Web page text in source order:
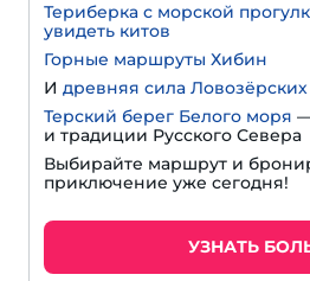
Териберка с морской
увидеть китов
Горные маршруты Хибин
И древняя сила Ловозёрских
Терский берег Белого моря
и традиции Русского Севера
Выбирайте маршрут и
приключение уже сегодня!
УЗНАТЬ